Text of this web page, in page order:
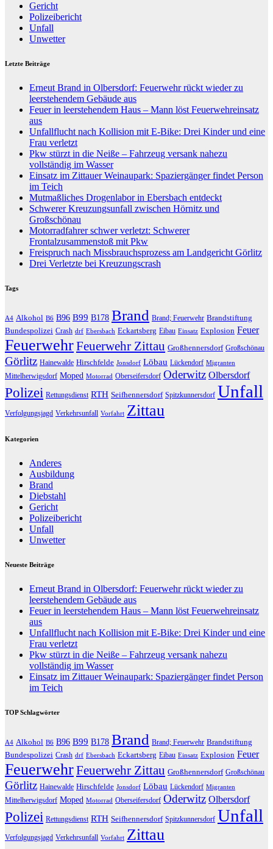
Gericht
Polizeibericht
Unfall
Unwetter
Letzte Beiträge
Erneut Brand in Olbersdorf: Feuerwehr rückt wieder zu
leerstehendem Gebäude aus
Feuer in leerstehendem Haus – Mann löst Feuerwehreinsatz
aus
Unfallflucht nach Kollision mit E-Bike: Drei Kinder und eine
Frau verletzt
Pkw stürzt in die Neiße – Fahrzeug versank nahezu
vollständig im Wasser
Einsatz im Zittauer Weinaupark: Spaziergänger findet Person
im Teich
Mutmaßliches Drogenlabor in Ebersbach entdeckt
Schwerer Kreuzungsunfall zwischen Hörnitz und
Großschönau
Motorradfahrer schwer verletzt: Schwerer
Frontalzusammenstoß mit Pkw
Freispruch nach Missbrauchsprozess am Landgericht Görlitz
Drei Verletzte bei Kreuzungscrash
Tags
A4 Alkohol B6 B96 B99 B178 Brand Brand; Feuerwehr Brandstiftung
Bundespolizei Crash drf Ebersbach Eckartsberg Eibau Einsatz Explosion Feuer
FeuerwehrFeuerwehr Zittau Großhennersdorf Großschönau
Görlitz Hainewalde Hirschfelde Jonsdorf Löbau Lückendorf Migranten
Mittelherwigsdorf Moped Motorrad Oberseifersdorf Oderwitz Olbersdorf
Polizei Rettungsdienst RTH Seifhennersdorf Spitzkunnersdorf Unfall
Verfolgungsjagd Verkehrsunfall Vorfahrt Zittau
Kategorien
Anderes
Ausbildung
Brand
Diebstahl
Gericht
Polizeibericht
Unfall
Unwetter
Neueste Beiträge
Erneut Brand in Olbersdorf: Feuerwehr rückt wieder zu
leerstehendem Gebäude aus
Feuer in leerstehendem Haus – Mann löst Feuerwehreinsatz
aus
Unfallflucht nach Kollision mit E-Bike: Drei Kinder und eine
Frau verletzt
Pkw stürzt in die Neiße – Fahrzeug versank nahezu
vollständig im Wasser
Einsatz im Zittauer Weinaupark: Spaziergänger findet Person
im Teich
TOP Schlagwörter
A4 Alkohol B6 B96 B99 B178 Brand Brand; Feuerwehr Brandstiftung
Bundespolizei Crash drf Ebersbach Eckartsberg Eibau Einsatz Explosion Feuer
FeuerwehrFeuerwehr Zittau Großhennersdorf Großschönau
Görlitz Hainewalde Hirschfelde Jonsdorf Löbau Lückendorf Migranten
Mittelherwigsdorf Moped Motorrad Oberseifersdorf Oderwitz Olbersdorf
Polizei Rettungsdienst RTH Seifhennersdorf Spitzkunnersdorf Unfall
Verfolgungsjagd Verkehrsunfall Vorfahrt Zittau